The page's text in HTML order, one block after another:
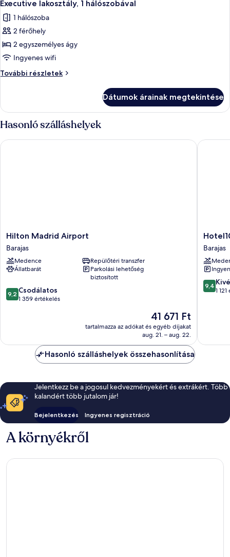
következő
szoba
összes
képének
megtekintése:
Executive
lakosztály,
hálószobával
Executive lakosztály, 1 hálószobával
1 hálószoba
2 férőhely
2 egyszemélyes ágy
Ingyenes wifi
További részletek
Executive
további
részletei
Dátumok árainak megtekintése
Hasonló szálláshelyek
Hilton
Madrid
Airport
Barajas
Hilton Madrid Airport
Barajas
Medence
Repülőtéri transzfer
Állatbarát
Parkolási lehetőség
biztosított
9.2
ennyiből:
9,2 Csodálatos
1 359 értékelés
Az
41 671 Ft
41 671 Ft
tartalmazza az adókat és egyéb díjakat
aug. 21. – aug. 22.
Hilton Madrid Airport
Madrid
Barajas
Barajas
9.4
9,4
1
Hasonló szálláshelyek összehasonlítása
Jelentkezz be a jogosul kedvezményekért és extrákért. Több
kalandért több jutalom jár!
Bejelentkezés Ingyenes regisztráció
A környékről